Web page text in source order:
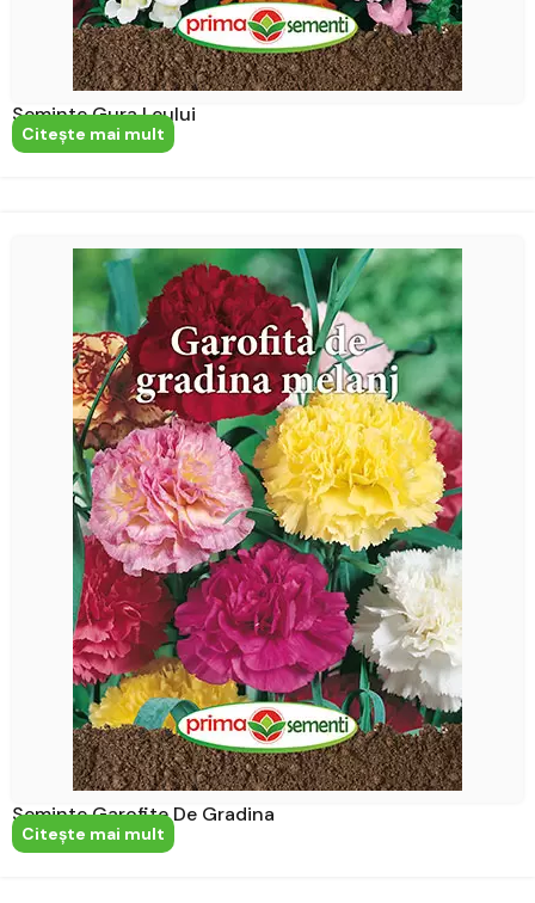
Seminte Gura Leului
Citeşte mai mult
Seminte Garofite De Gradina
Citeşte mai mult